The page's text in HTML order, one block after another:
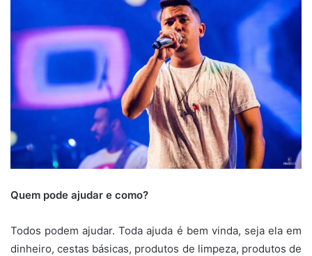
Quem pode ajudar e como?
Todos podem ajudar. Toda ajuda é bem vinda, seja ela em
dinheiro, cestas básicas, produtos de limpeza, produtos de